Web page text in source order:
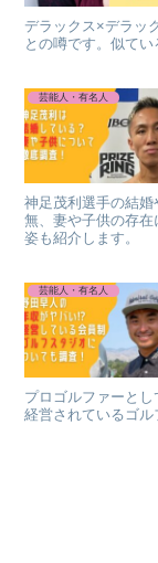
デラックス×デラッ
との噂です。似てい
芸能人・有名人
神足茂利選手の結
無、妻や子供の存
姿も紹介します。
芸能人・有名人
プロゴルファーと
経営されているゴル